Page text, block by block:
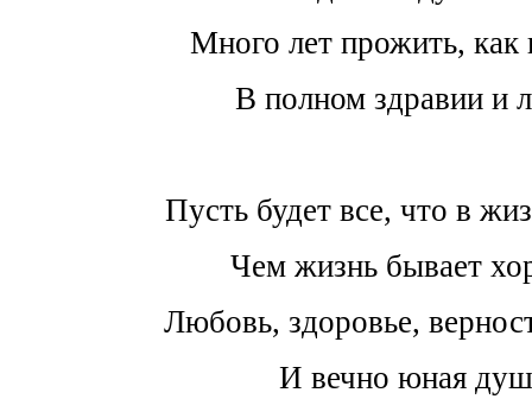
Много лет прожить, как
В полном здравии и
Пусть будет все, что в
Чем жизнь бывает
Любовь, здоровье,
И вечно юная